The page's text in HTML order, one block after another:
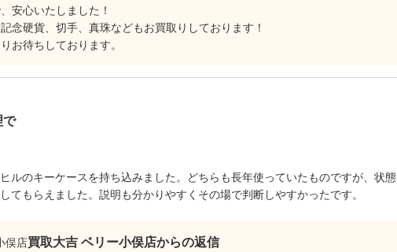
安心いたしました！
念硬貨、切手、真珠などもお買取りしております！
お待ちしております。
で
ルのキーケースを持ち込みました。どちらも長年使っていたものですが、状態
てもらえました。説明も分かりやすくその場で判断しやすかったです。
買取大吉 ベリー小俣店からの返信